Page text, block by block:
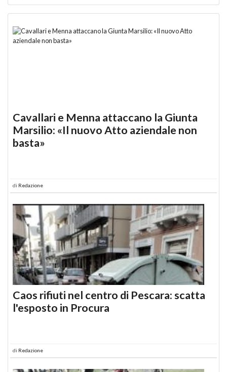
Cavallari e Menna attaccano la Giunta
Marsilio: «Il nuovo Atto aziendale non
basta»
di Redazione
Caos rifiuti nel centro di Pescara: scatta
l'esposto in Procura
di Redazione